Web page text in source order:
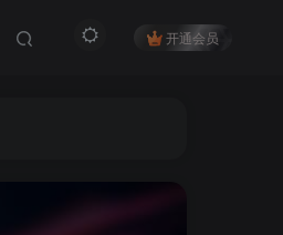
开通会员